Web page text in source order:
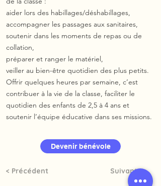
aider lors des habillages/déshabillages,
accompagner les passages aux sanitaires,
soutenir dans les moments de repas ou de
collation,
préparer et ranger le matériel,
veiller au bien-être quotidien des plus petits.
Offrir quelques heures par semaine, c’est
contribuer à la vie de la classe, faciliter le
quotidien des enfants de 2,5 à 4 ans et
soutenir l’équipe éducative dans ses missions.
Devenir bénévole
Suivant >
< Précédent